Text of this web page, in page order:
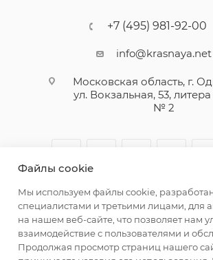
+7 (495) 981-92-00
info@krasnaya.net
Московская область, г.
ул. Вокзальная, 53,
№ 2
© 2026 Русская Косметика. Все
Файлы cookie
Мы используем файлы cookie,
специалистами и третьими лицами, для
на нашем веб-сайте, что позволяет нам
взаимодействие с пользователями и
Продолжая просмотр страниц нашего